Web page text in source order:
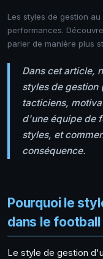
Les styles de gestion
performances.
parier de manière plus
Dans cet article,
styles de gestion
tacticiens,
d'une équipe de
styles, et
conséquence.
Pourquoi le
dans le football
Le style de gestion